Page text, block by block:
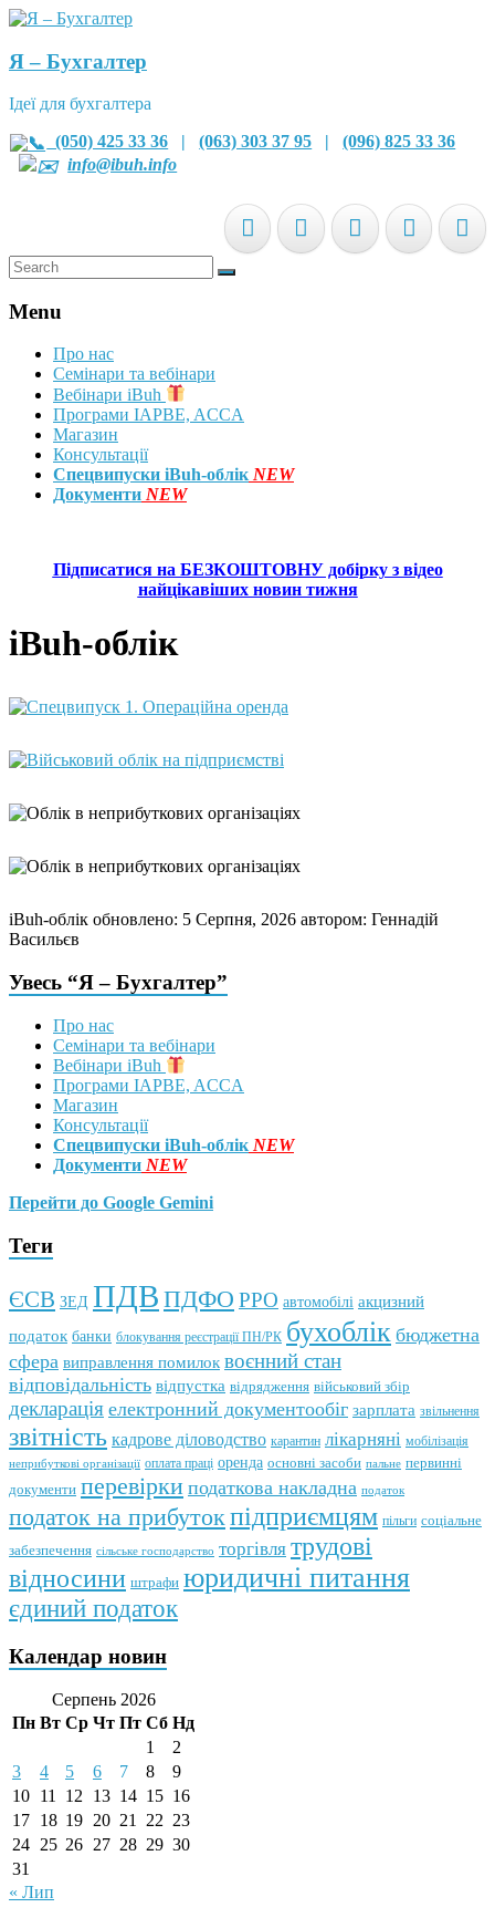
Я – Бухгалтер
Ідеї для бухгалтера
(050) 425 33 36 |(063) 303 37 95 |(096) 825 33 36
info@ibuh.info
Menu
Про нас
Семінари та вебінари
Вебінари iBuh
Програми IAPBE, ACCA
Магазин
Консультації
Спецвипуски iBuh-облік NEW
Документи NEW
Підписатися на БЕЗКОШТОВНУ добірку з відео
найцікавіших новин тижня
iBuh-облік
iBuh-облік обновлено: 5 Серпня, 2026 автором: Геннадій
Васильєв
Увесь “Я – Бухгалтер”
Про нас
Семінари та вебінари
Вебінари iBuh
Програми IAPBE, ACCA
Магазин
Консультації
Спецвипуски iBuh-облік NEW
Документи NEW
Перейти до Google Gemini
Теги
ЄСВ ЗЕД ПДВ ПДФО РРО автомобілі акцизний
податок банки блокування реєстрації ПН/РК бухоблік бюджетна
сфера виправлення помилок воєнний стан
відповідальність відпустка відрядження військовий збір
декларація електронний документообіг зарплата звільнення
звітність кадрове діловодство карантин лікарняні мобілізація
неприбуткові організації оплата праці оренда основні засоби пальне первинні
документи перевірки податкова накладна податок
податок на прибутокпідприємцям пільги соціальне
забезпечення сільське господарство торгівля трудові
відносини штрафи юридичні питання
єдиний податок
Календар новин
Серпень 2026
Пн Вт Ср Чт Пт Сб Нд
1
2
3
4 5 6 7 8
9
10 11 12 13 14 15 16
17 18 19 20 21 22 23
24 25 26 27 28 29 30
31
« Лип